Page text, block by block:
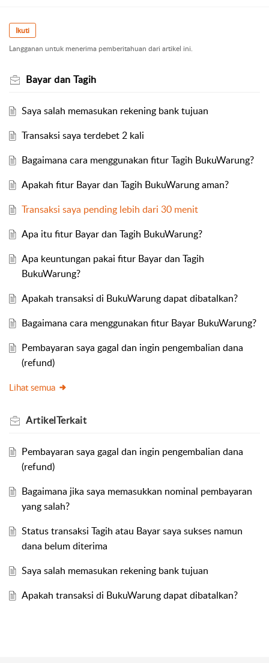
Ikuti
Langganan untuk menerima pemberitahuan dari artikel ini.
Bayar dan Tagih
Saya salah memasukan rekening bank tujuan
Transaksi saya terdebet 2 kali
Bagaimana cara menggunakan fitur Tagih BukuWarung?
Apakah fitur Bayar dan Tagih BukuWarung aman?
Transaksi saya pending lebih dari 30 menit
Apa itu fitur Bayar dan Tagih BukuWarung?
Apa keuntungan pakai fitur Bayar dan Tagih
BukuWarung?
Apakah transaksi di BukuWarung dapat dibatalkan?
Bagaimana cara menggunakan fitur Bayar BukuWarung?
Pembayaran saya gagal dan ingin pengembalian dana
(refund)
Lihat semua
ArtikelTerkait
Pembayaran saya gagal dan ingin pengembalian dana
(refund)
Bagaimana jika saya memasukkan nominal pembayaran
yang salah?
Status transaksi Tagih atau Bayar saya sukses namun
dana belum diterima
Saya salah memasukan rekening bank tujuan
Apakah transaksi di BukuWarung dapat dibatalkan?